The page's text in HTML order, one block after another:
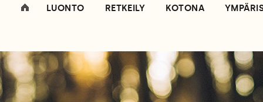
LUONTO RETKEILY KOTONA